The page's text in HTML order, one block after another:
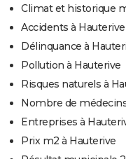
Climat et historique
Accidents à Hauterive
Délinquance à
Pollution à Hauterive
Risques naturels à
Nombre de
Entreprises à
Prix m2 à Hauterive